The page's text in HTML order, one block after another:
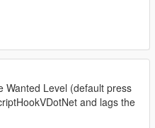
Wanted Level (default press
and lags the